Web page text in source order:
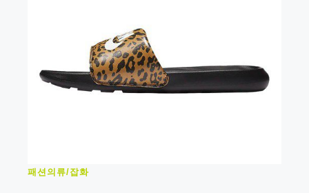
패션의류/잡화